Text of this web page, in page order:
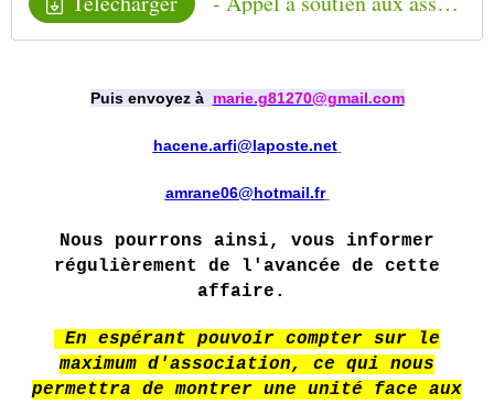
Puis envoyez à marie.g81270@gmail.com
hacene.arfi@laposte.net
amrane06@hotmail.fr
Nous pourrons ainsi, vous informer
régulièrement de l'avancée de cette
affaire.
En espérant pouvoir compter sur le
maximum d'association, ce qui nous
permettra de montrer une unité face aux